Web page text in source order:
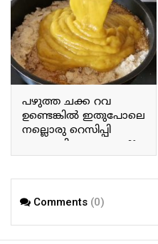
പഴുത്ത ചക്ക റവ
ഉണ്ടെങ്കിൽ ഇതുപോലെ
നല്ലൊരു റെസിപ്പി
ഉണ്ടാക്കിയെടുക്കാം If
you have ripe jackfruit and
Comments (0)